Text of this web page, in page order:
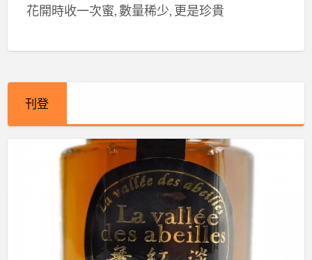
花開時收一次蜜, 數量稀少, 更是珍貴
刊登